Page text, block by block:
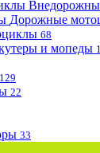
Дорожные
68
и мопеды
129
22
33